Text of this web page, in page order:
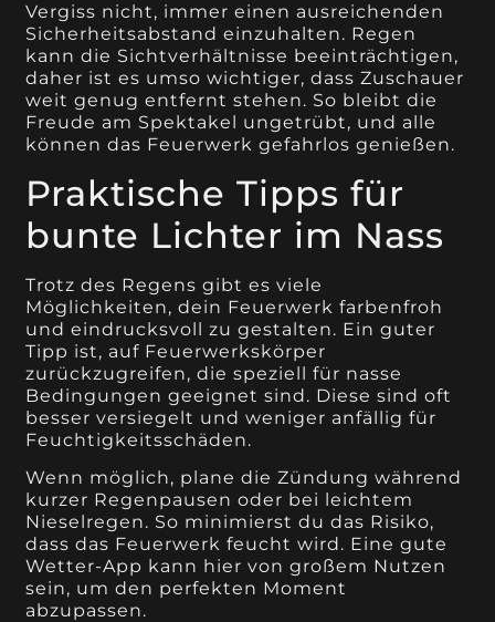
Vergiss nicht, immer einen ausreichenden
Sicherheitsabstand einzuhalten. Regen
kann die Sichtverhältnisse beeinträchtigen,
daher ist es umso wichtiger, dass Zuschauer
weit genug entfernt stehen. So bleibt die
Freude am Spektakel ungetrübt, und alle
können das Feuerwerk gefahrlos genießen.
Praktische Tipps für
bunte Lichter im Nass
Trotz des Regens gibt es viele
Möglichkeiten, dein Feuerwerk farbenfroh
und eindrucksvoll zu gestalten. Ein guter
Tipp ist, auf Feuerwerkskörper
zurückzugreifen, die speziell für nasse
Bedingungen geeignet sind. Diese sind oft
besser versiegelt und weniger anfällig für
Feuchtigkeitsschäden.
Wenn möglich, plane die Zündung während
kurzer Regenpausen oder bei leichtem
Nieselregen. So minimierst du das Risiko,
dass das Feuerwerk feucht wird. Eine gute
Wetter-App kann hier von großem Nutzen
sein, um den perfekten Moment
abzupassen.